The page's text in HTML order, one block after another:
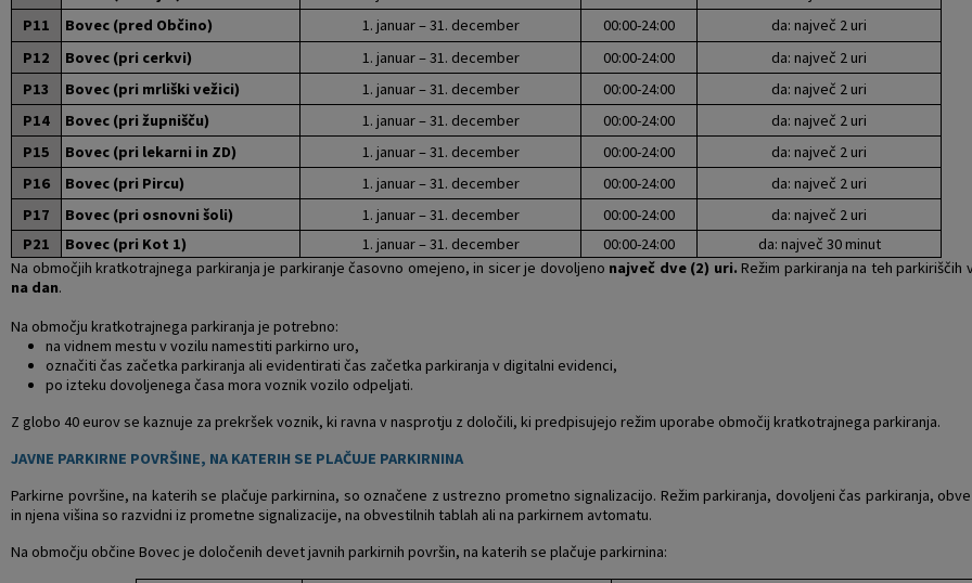
P11
Bovec (pred Občino) 1. januar – 31. december 00:00-24:00
da: največ 2 uri
P12
Bovec (pri cerkvi) 1. januar – 31. december 00:00-24:00
da: največ 2 uri
P13
Bovec (pri mrliški vežici) 1. januar – 31. december 00:00-24:00
da: največ 2 uri
P14
Bovec (pri župnišču) 1. januar – 31. december 00:00-24:00
da: največ 2 uri
P15
Bovec (pri lekarni in ZD) 1. januar – 31. december 00:00-24:00
da: največ 2 uri
P16
Bovec (pri Pircu) 1. januar – 31. december 00:00-24:00
da: največ 2 uri
P17
Bovec (pri osnovni šoli) 1. januar – 31. december 00:00-24:00
da: največ 2 uri
P21
Bovec (pri Kot 1) 1. januar – 31. december 00:00-24:00
da: največ 30 minut
Na območjih kratkotrajnega parkiranja je parkiranje časovno omejeno, in sicer je dovoljeno največ dve (2) uri. Režim parkiranja na teh parkiriščih
na dan.
Na območju kratkotrajnega parkiranja je potrebno:
na vidnem mestu v vozilu namestiti parkirno uro,
označiti čas začetka parkiranja ali evidentirati čas začetka parkiranja v digitalni evidenci,
po izteku dovoljenega časa mora voznik vozilo odpeljati.
Z globo 40 eurov se kaznuje za prekršek voznik, ki ravna v nasprotju z določili, ki predpisujejo režim uporabe območij kratkotrajnega parkiranja.
JAVNE PARKIRNE POVRŠINE, NA KATERIH SE PLAČUJE PARKIRNINA
Parkirne površine, na katerih se plačuje parkirnina, so označene z ustrezno prometno signalizacijo. Režim parkiranja, dovoljeni čas parkiranja,
in njena višina so razvidni iz prometne signalizacije, na obvestilnih tablah ali na parkirnem avtomatu.
Na območju občine Bovec je določenih devet javnih parkirnih površin, na katerih se plačuje parkirnina: